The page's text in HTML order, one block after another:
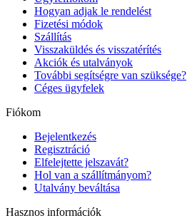
Hogyan adjak le rendelést
Fizetési módok
Szállítás
Visszaküldés és visszatérítés
Akciók és utalványok
További segítségre van szüksége?
Céges ügyfelek
Fiókom
Bejelentkezés
Regisztráció
Elfelejtette jelszavát?
Hol van a szállítmányom?
Utalvány beváltása
Hasznos információk